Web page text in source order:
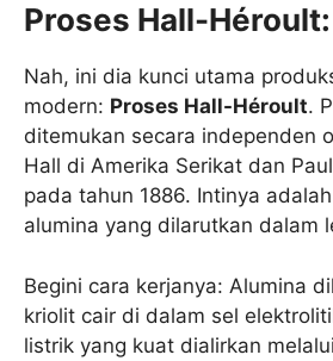
Proses Hall-Héroult:
Nah, ini dia kunci utama
modern: Proses Hall-Héroult.
ditemukan secara independen
Hall di Amerika Serikat dan
pada tahun 1886. Intinya adalah
alumina yang dilarutkan dalam
Begini cara kerjanya: Alumina
kriolit cair di dalam sel
listrik yang kuat dialirkan